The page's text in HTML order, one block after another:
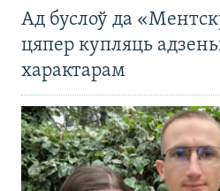
Ад буслоў да
цяпер купляць
характарам